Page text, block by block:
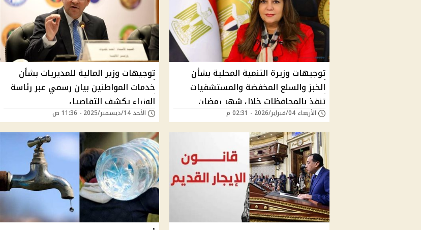
توجيهات وزيرة التنمية المحلية بشأن
الخبز والسلع المخفضة والمستشفيات
تنفذ بالمحافظات خلال شهر رمضان
الأربعاء 04/فبراير/2026 - 02:31 م
توجيهات وزير المالية للمديريات بشأن
خدمات المواطنين بيان رسمي عبر رئاسة
الوزراء يكشف التفاصيل
الأحد 14/ديسمبر/2025 - 11:36 ص